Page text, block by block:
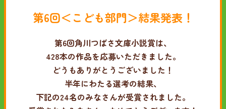
第6回＜こども部門＞結果発表！
第6回角川つばさ文庫小説賞は、
428本の作品を応募いただきました。
どうもありがとうございました！
半年にわたる選考の結果、
下記の24名のみなさんが受賞されました。